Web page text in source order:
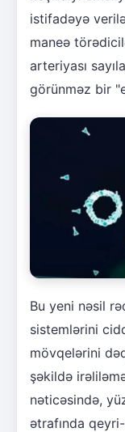
istifadəyə
maneə
arteriyası
görünməz bir
Bu yeni nəsil
sistemlərini
mövqelərini
şəkildə
nəticəsində,
ətrafında